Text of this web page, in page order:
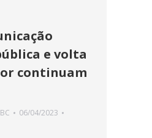
e volta
continuam
06/04/2023